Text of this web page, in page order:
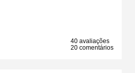
40 avaliações
20 comentários